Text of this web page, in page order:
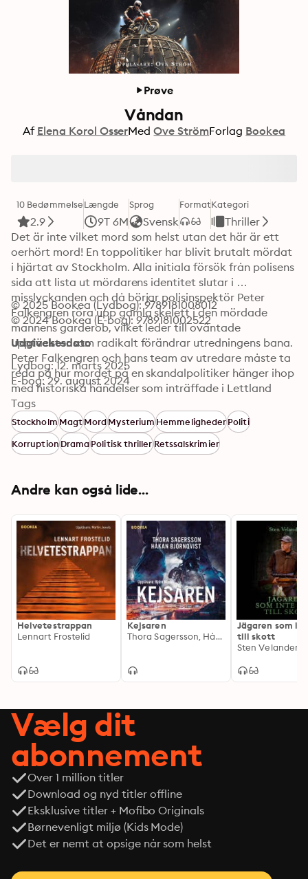
Prøve
Våndan
Af Elena Korol OsserMed Ove StrömForlag Bookea
10 Bedømmelse
2.9
Længde
9T 6M
Sprog
Svensk
FormatKategori
Thriller
Det är inte vilket mord som helst utan det här är ett
oerhört mord! En toppolitiker har blivit brutalt mördat
i hjärtat av Stockholm. Alla initiala försök från polisens
sida att lista ut mördarens identitet slutar i
misslyckanden och då börjar polisinspektör Peter
Falkengren röra upp gamla skelett i den mördade
mannens garderob, vilket leder till oväntade
upptäckter som radikalt förändrar utredningens bana.
Peter Falkengren och hans team av utredare måste ta
reda på hur mordet på en skandalpolitiker hänger ihop
med historiska händelser som inträffade i Lettland
under kriget, där smärta, mobbning, rädsla och mord
följer romanens hjältar från förr till nutid.
Elenas Korol Ossers förmåga att skildra djupet av sina
kvar länge efter den sista sidan är vänd.
© 2025 Bookea (Lydbog): 9789181008012
© 2024 Bookea (E-bog): 9789181002522
Udgivelsesdato
Lydbog: 12. marts 2025
E-bog: 29. august 2024
Tags
StockholmMagtMordMysteriumHemmelighederPoliti
KorruptionDramaPolitisk thrillerRetssalskrimier
Andre kan også lide...
Helvetestrappan
Lennart Frostelid
Kejsaren
Thora Sagersson, Håkan Björnqvist
Jägaren som
till skott
Sten Velander
Vælg dit
abonnement
Over 1 million titler
Download og nyd titler offline
Eksklusive titler + Mofibo Originals
Børnevenligt miljø (Kids Mode)
Det er nemt at opsige når som helst